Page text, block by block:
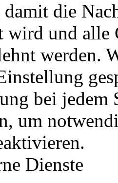
die
wird und
werden.
bei jedem
um
Dienste